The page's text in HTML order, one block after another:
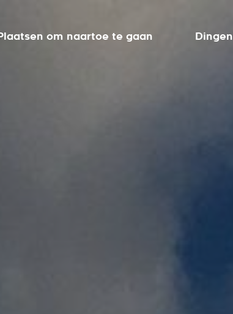
om naartoe te gaan